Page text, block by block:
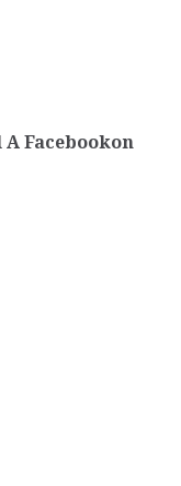
Facebookon